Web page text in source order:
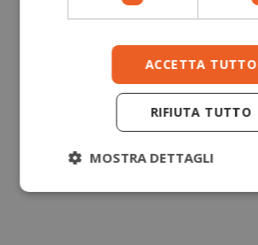
ACCETTA TUTTO
RIFIUTA TUTTO
MOSTRA DETTAGLI